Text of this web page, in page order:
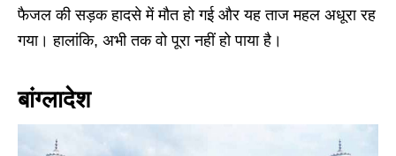
फैजल की सड़क हादसे में मौत हो गई और यह ताज महल अधूरा रह
गया। हालांकि, अभी तक वो पूरा नहीं हो पाया है।
बांग्लादेश